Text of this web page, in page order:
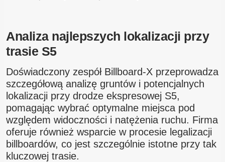
Analiza najlepszych lokalizacji przy
trasie S5
Doświadczony zespół Billboard-X przeprowadza
szczegółową analizę gruntów i potencjalnych
lokalizacji przy drodze ekspresowej S5,
pomagając wybrać optymalne miejsca pod
względem widoczności i natężenia ruchu. Firma
oferuje również wsparcie w procesie legalizacji
billboardów, co jest szczególnie istotne przy tak
kluczowej trasie.